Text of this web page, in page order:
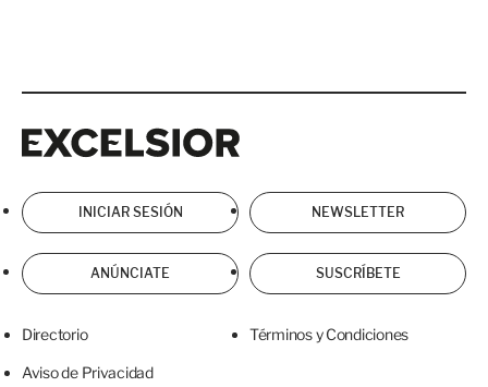
INICIAR SESIÓN NEWSLETTER
ANÚNCIATE SUSCRÍBETE
Directorio Términos y Condiciones
Aviso de Privacidad